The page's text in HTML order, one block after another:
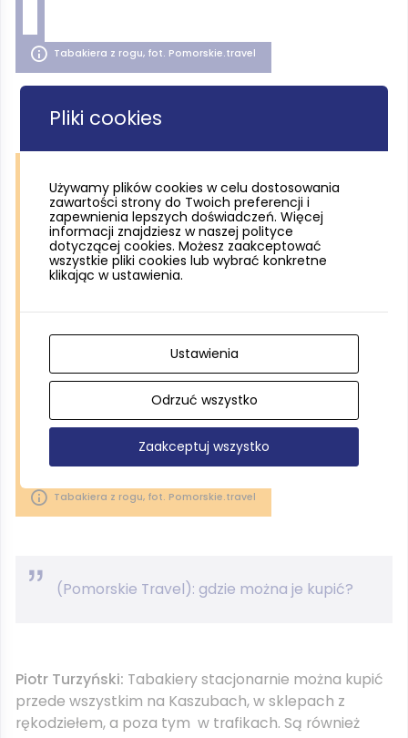
Tabakiera z rogu, fot. Pomorskie.travel
Tabakiera z rogu, fot. Pomorskie.travel
(Pomorskie Travel): gdzie można je kupić?
Piotr Turzyński: Tabakiery stacjonarnie można kupić
przede wszystkim na Kaszubach, w sklepach z
rękodziełem, a poza tym w trafikach. Są również
Pliki cookies
Używamy plików cookies w celu dostosowania
zawartości strony do Twoich preferencji i
zapewnienia lepszych doświadczeń. Więcej
informacji znajdziesz w naszej polityce
dotyczącej cookies. Możesz zaakceptować
wszystkie pliki cookies lub wybrać konkretne
klikając w ustawienia.
Ustawienia
Odrzuć wszystko
Zaakceptuj wszystko